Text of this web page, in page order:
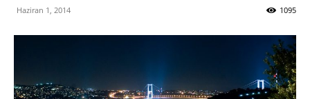
Haziran 1, 2014 1095